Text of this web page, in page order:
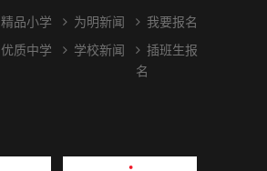
精品小学
优质中学
为明新闻
学校新闻
我要报名
插班生报
名